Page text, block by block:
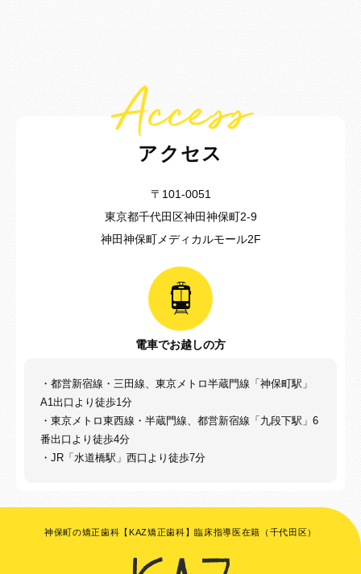
Access
アクセス
〒101-0051
東京都千代田区神田神保町2-9
神田神保町メディカルモール2F
電車でお越しの方
・都営新宿線・三田線、東京メトロ半蔵門線「神保町駅」
A1出口より徒歩1分
・東京メトロ東西線・半蔵門線、都営新宿線「九段下駅」6
番出口より徒歩4分
・JR「水道橋駅」西口より徒歩7分
神保町の矯正歯科【KAZ矯正歯科】臨床指導医在籍（千代田区）